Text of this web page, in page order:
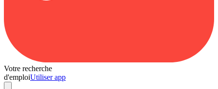
Votre recherche
d'emploiUtiliser app